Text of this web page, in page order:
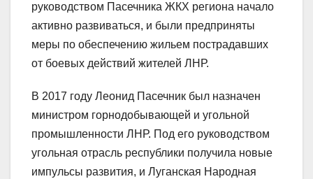
руководством Пасечника ЖКХ региона начало
активно развиваться, и были предприняты
меры по обеспечению жильем пострадавших
от боевых действий жителей ЛНР.
В 2017 году Леонид Пасечник был назначен
министром горнодобывающей и угольной
промышленности ЛНР. Под его руководством
угольная отрасль республики получила новые
импульсы развития, и Луганская Народная